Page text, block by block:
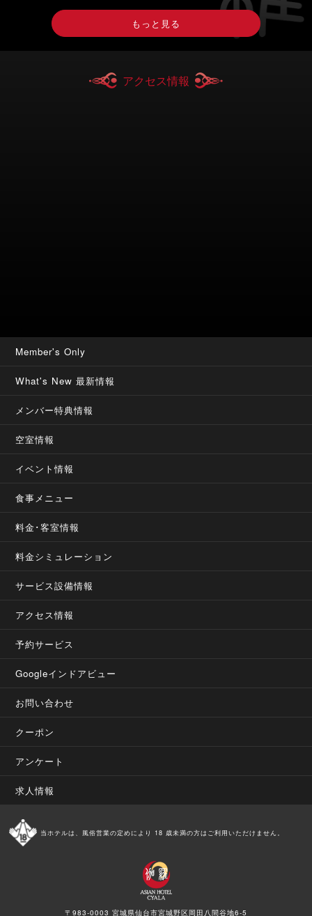
もっと見る
アクセス情報
Member's Only
What's New 最新情報
メンバー特典情報
空室情報
イベント情報
食事メニュー
料金･客室情報
料金シミュレーション
サービス設備情報
アクセス情報
予約サービス
Googleインドアビュー
お問い合わせ
クーポン
アンケート
求人情報
当ホテルは、風俗営業の定めにより 18 歳未満の方はご利用いただけません。
〒983-0003 宮城県仙台市宮城野区岡田八間谷地6-5